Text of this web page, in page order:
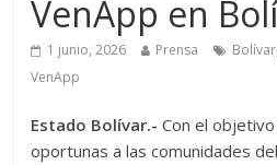
VenApp en
1 junio, 2026 Prensa Bolívar
VenApp
Estado Bolívar.-Con el
oportunas a las comunidades